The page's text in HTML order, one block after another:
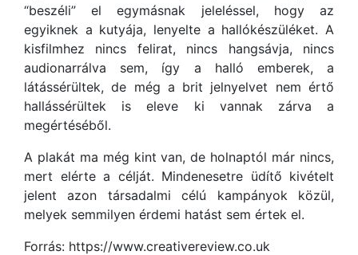
“beszéli” el egymásnak jeleléssel, hogy az
egyiknek a kutyája, lenyelte a hallókészüléket. A
kisfilmhez nincs felirat, nincs hangsávja, nincs
audionarrálva sem, így a halló emberek, a
látássérültek, de még a brit jelnyelvet nem értő
hallássérültek is eleve ki vannak zárva a
megértéséből.
A plakát ma még kint van, de holnaptól már nincs,
mert elérte a célját. Mindenesetre üdítő kivételt
jelent azon társadalmi célú kampányok közül,
melyek semmilyen érdemi hatást sem értek el.
Forrás: https://www.creativereview.co.uk